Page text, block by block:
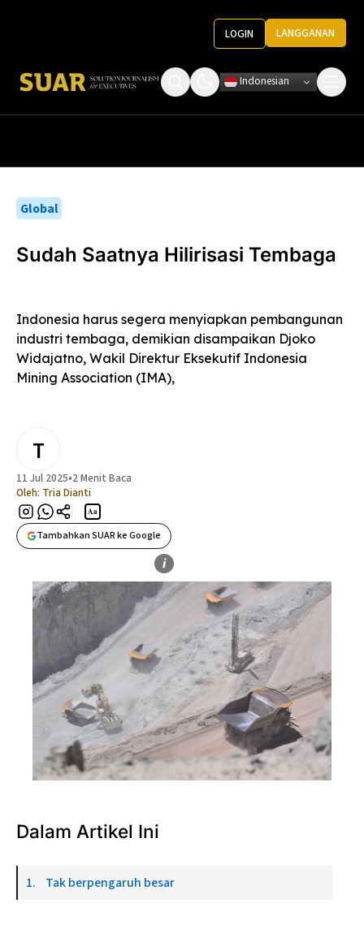
LOGIN LANGGANAN
Ketentuan Penggunaan
Indonesian
Global
Sudah Saatnya Hilirisasi Tembaga
Indonesia harus segera menyiapkan pembangunan
industri tembaga, demikian disampaikan Djoko
Widajatno, Wakil Direktur Eksekutif Indonesia
Mining Association (IMA),
T
11 Jul 2025•2 Menit Baca
Oleh: Tria Dianti
Aa
Tambahkan SUAR ke Google
i
Dalam Artikel Ini
Tak berpengaruh besar